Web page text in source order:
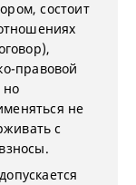
состоит
правовой
но
не
с